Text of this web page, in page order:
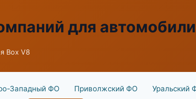
для
Box V8
Западный ФО Приволжский ФО Уральский